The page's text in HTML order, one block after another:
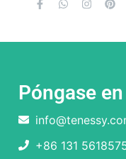
Póngase
+86 131